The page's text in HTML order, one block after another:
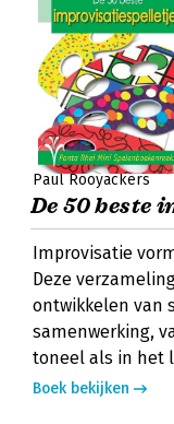
Paul Rooyackers
De 50 beste
Improvisatie
Deze
ontwikkelen van
samenwerking,
toneel als in het
Boek bekijken